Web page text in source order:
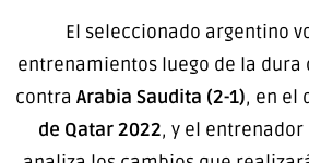
El seleccionado argentino
entrenamientos luego de la
contra Arabia Saudita (2-1), en el
de Qatar 2022, y el entrenador